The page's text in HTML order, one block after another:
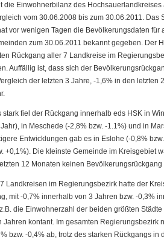
die Einwohnerbilanz des Hochsauerlandkreises
vom 30.06.2008 bis zum 30.06.2011. Das
vor wenigen Tagen die Bevölkerungsdaten für
zum 30.06.2011 bekannt gegeben. Der
Rückgang aller 7 Landkreise im
Auffällig ist, dass sich der
der letzten 3 Jahre, -1,6% in den letzten
stark fiel der Rückgang innerhalb eds HSK in
in Meschede (-2,8% bzw. -1.1%) und in
Entwicklungen gab es in Eslohe (-0,8%
+0,1%). Die kleinste Gemeinde im Kreisgebiet
12 Monaten keinen Bevölkerungsrückgang
Landkreisen im Regierungsbezirk hatte der
mit -0,7% innerhalb von 3 Jahren bzw. -0,3%
die Einwohnerzahl der beiden größten
Jahren kontant. Im gesamten Regierungsbezirk
bzw. -0,4% ab, trotz des starken Rückgangs in